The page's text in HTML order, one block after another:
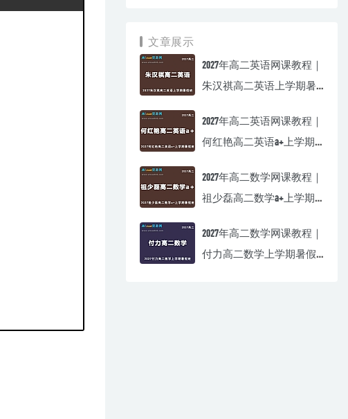
文章展示
2027年高二英语网课教程｜
朱汉祺高二英语上学期暑
2027年高二英语网课教程｜
何红艳高二英语a+上学期
2027年高二数学网课教程｜
祖少磊高二数学a+上学期
2027年高二数学网课教程｜
付力高二数学上学期暑假